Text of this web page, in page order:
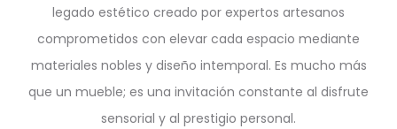
legado estético creado por expertos artesanos
comprometidos con elevar cada espacio mediante
materiales nobles y diseño intemporal. Es mucho más
que un mueble; es una invitación constante al disfrute
sensorial y al prestigio personal.